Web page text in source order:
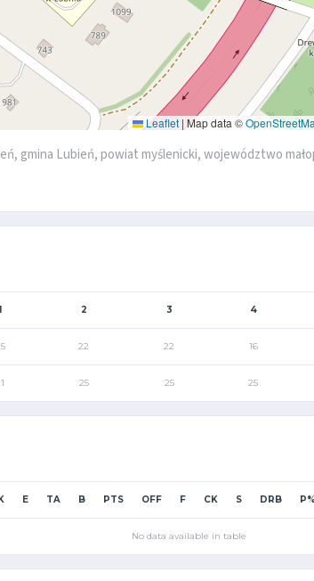
Leaflet | Map data ©
gmina Lubień, powiat myślenicki, województwo
2 3 4
22 22 16
25 25 25
E TA B PTS OFF F CK S DRB
No data available in table